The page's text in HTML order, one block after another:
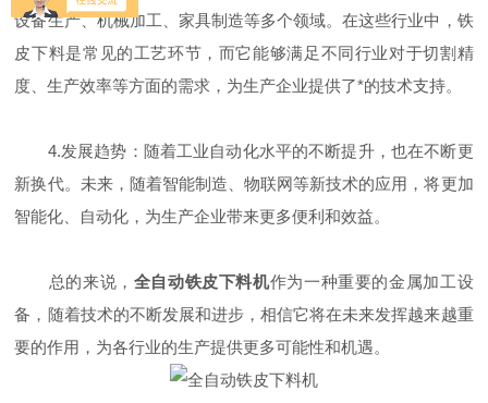
设备生产、机械加工、家具制造等多个领域。在这些行业中，铁
皮下料是常见的工艺环节，而它能够满足不同行业对于切割精
度、生产效率等方面的需求，为生产企业提供了*的技术支持。
4.发展趋势：随着工业自动化水平的不断提升，也在不断更
新换代。未来，随着智能制造、物联网等新技术的应用，将更加
智能化、自动化，为生产企业带来更多便利和效益。
总的来说， 全自动铁皮下料机作为一种重要的金属加工设
备，随着技术的不断发展和进步，相信它将在未来发挥越来越重
要的作用，为各行业的生产提供更多可能性和机遇。